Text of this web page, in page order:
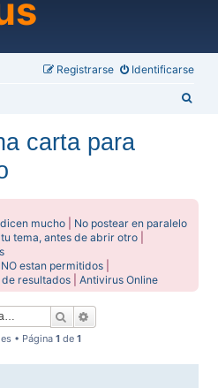
Identificarse
Registrarse
carta para
mucho
No postear en paralelo
tema, antes de abrir otro
estan permitidos
resultados |Antivirus Online
Buscar
• Página 1 de 1